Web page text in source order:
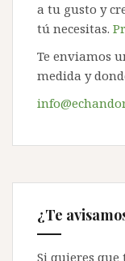
a tu gusto y
tú necesitas.
Te enviamos
medida y
¿Te
Si quieres